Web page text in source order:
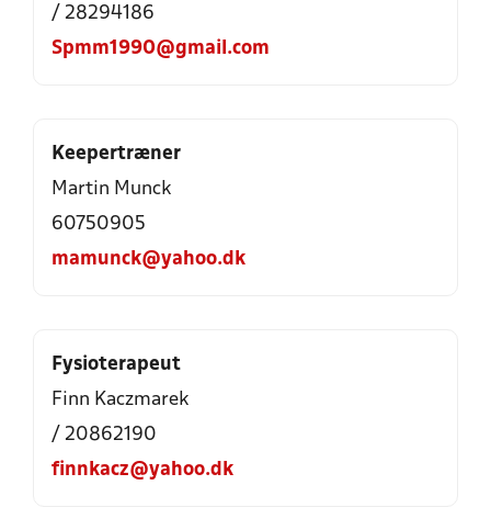
/ 28294186
Spmm1990@gmail.com
Keepertræner
Martin Munck
60750905
mamunck@yahoo.dk
Fysioterapeut
Finn Kaczmarek
/ 20862190
finnkacz@yahoo.dk